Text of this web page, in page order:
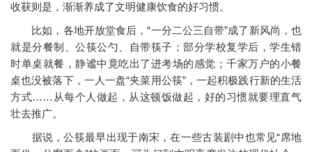
收获则是，渐渐养成了文明健康饮食的好习惯。
比如，各地开放堂食后，“一分二公三自带”成了新风尚，也
就是分餐制、公筷公勺、自带筷子；部分学校复学后，学生错
时单桌就餐，静谧中竟吃出了进考场的感觉；千家万户的小餐
桌也没被落下，一人一盘“夹菜用公筷”，一起积极践行新的生活
方式……从每个人做起，从这顿饭做起，好的习惯就要理直气
壮去推广。
据说，公筷最早出现于南宋，在一些古装剧中也常见“席地